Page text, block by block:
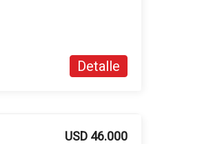
Detalle
USD 46.000